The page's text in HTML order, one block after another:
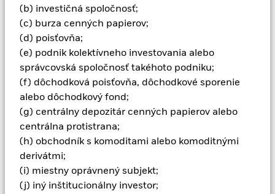
(b) investičná spoločnosť;
(c) burza cenných papierov;
(d) poisťovňa;
(e) podnik kolektívneho investovania alebo
správcovská spoločnosť takéhoto podniku;
(f) dôchodková poisťovňa, dôchodkové sporenie
alebo dôchodkový fond;
(g) centrálny depozitár cenných papierov alebo
centrálna protistrana;
(h) obchodník s komoditami alebo komoditnými
derivátmi;
(i) miestny oprávnený subjekt;
(j) iný inštitucionálny investor;
retailovým investorom. Oprávnení investori sú opísaní v
prospekte fondu. Spoločnosť BlackRock zaobchádza s
investormi spravodlivo. S investormi v rovnakej triede akcií
zaobchádza rovnako, hoci na rôzne triedy akcií fondu sa môžu
vzťahovať rôzne podmienky. ELTIF je riziková a nelikvidná
investícia. Investori by mali v súlade s nariadením o ELTIF
zabezpečiť, aby do fondu ELTIF, ktorým je tento fond,
portfólia. Fond môže používať deriváty len v snahe zmierniť
určité riziká v súlade so svojou politikou hedžingu opísanou v
sekcii 5 všeobecnej sekcie „Investičné ciele a stratégie“.
Derivátové nástroje sú finančné zmluvy, ktorých hodnota je
viazaná na iné finančné aktívum. Používanie derivátových
nástrojov môže zvýšiť celkový rizikový profil fondu. Podľa
nariadenia PRIIP je spoločnosť BlackRock povinná
identifikovať riziko fondu na základe súhrnného ukazovateľa